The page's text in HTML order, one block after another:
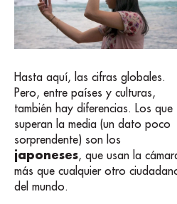
Hasta aquí, las cifras globales.
Pero, entre países y culturas,
también hay diferencias. Los que
superan la media (un dato poco
sorprendente) son los
japoneses, que usan la
más que cualquier otro
del mundo.